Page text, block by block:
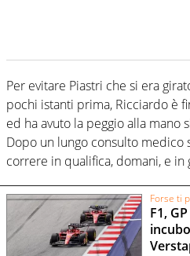
Per evitare Piastri che si era
pochi istanti prima, Ricciardo è
ed ha avuto la peggio alla mano
Dopo un lungo consulto medico
correre in qualifica, domani, e in
Forse ti
F1,